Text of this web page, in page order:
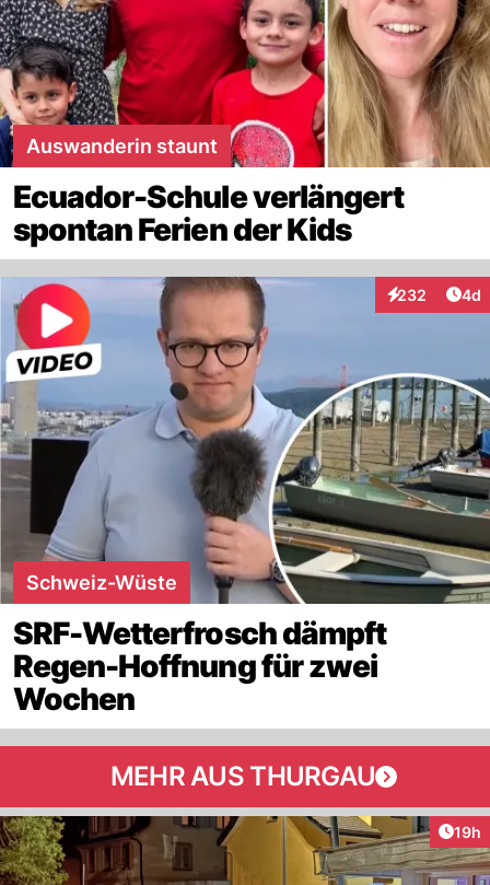
Auswanderin staunt
Ecuador-Schule verlängert
spontan Ferien der Kids
232
Interaktionen
4d
Schweiz-Wüste
SRF-Wetterfrosch dämpft
Regen-Hoffnung für zwei
Wochen
MEHR AUS THURGAU
19h